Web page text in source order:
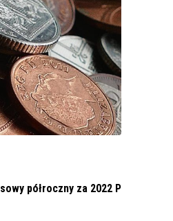
półroczny za 2022 P